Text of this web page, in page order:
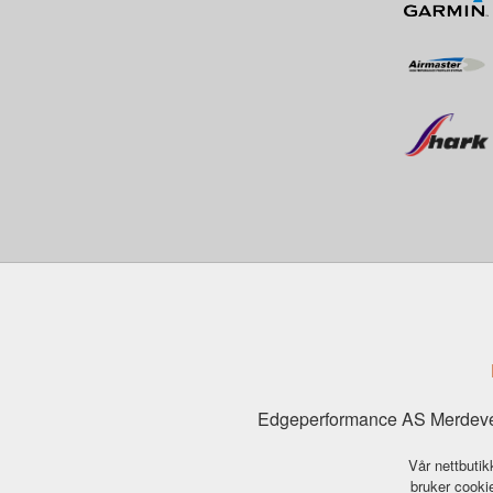
Edgeperformance AS
Vår
bruker